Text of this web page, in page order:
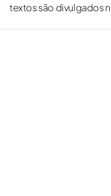
textos são divulgados